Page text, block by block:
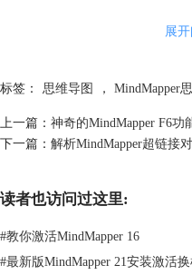
展
标签： 思维导图 ， MindMapper
上一篇： 神奇的MindMapper F6功
下一篇： 解析MindMapper超链接
读者也访问过这里:
#教你激活MindMapper 16
#最新版MindMapper 21安装激活